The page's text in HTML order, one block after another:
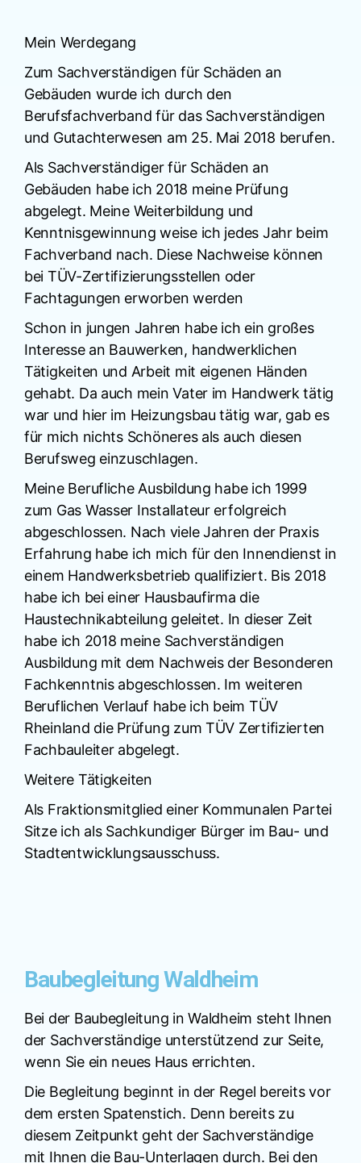
Mein Werdegang
Zum Sachverständigen für Schäden an
Gebäuden wurde ich durch den
Berufsfachverband für das Sachverständigen
und Gutachterwesen am 25. Mai 2018 berufen.
Als Sachverständiger für Schäden an
Gebäuden habe ich 2018 meine Prüfung
abgelegt. Meine Weiterbildung und
Kenntnisgewinnung weise ich jedes Jahr beim
Fachverband nach. Diese Nachweise können
bei TÜV-Zertifizierungsstellen oder
Fachtagungen erworben werden
Schon in jungen Jahren habe ich ein großes
Interesse an Bauwerken, handwerklichen
Tätigkeiten und Arbeit mit eigenen Händen
gehabt. Da auch mein Vater im Handwerk tätig
war und hier im Heizungsbau tätig war, gab es
für mich nichts Schöneres als auch diesen
Berufsweg einzuschlagen.
Meine Berufliche Ausbildung habe ich 1999
zum Gas Wasser Installateur erfolgreich
abgeschlossen. Nach viele Jahren der Praxis
Erfahrung habe ich mich für den Innendienst in
einem Handwerksbetrieb qualifiziert. Bis 2018
habe ich bei einer Hausbaufirma die
Haustechnikabteilung geleitet. In dieser Zeit
habe ich 2018 meine Sachverständigen
Ausbildung mit dem Nachweis der Besonderen
Fachkenntnis abgeschlossen. Im weiteren
Beruflichen Verlauf habe ich beim TÜV
Rheinland die Prüfung zum TÜV Zertifizierten
Fachbauleiter abgelegt.
Weitere Tätigkeiten
Als Fraktionsmitglied einer Kommunalen Partei
Sitze ich als Sachkundiger Bürger im Bau- und
Stadtentwicklungsausschuss.
Baubegleitung Waldheim
Bei der Baubegleitung in Waldheim steht Ihnen
der Sachverständige unterstützend zur Seite,
wenn Sie ein neues Haus errichten.
Die Begleitung beginnt in der Regel bereits vor
dem ersten Spatenstich. Denn bereits zu
diesem Zeitpunkt geht der Sachverständige
mit Ihnen die Bau-Unterlagen durch. Bei den